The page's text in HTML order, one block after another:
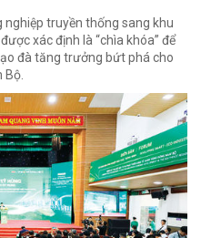
nghiệp truyền thống sang khu
xác định là “chìa khóa” để
đà tăng trưởng bứt phá cho
Bộ.